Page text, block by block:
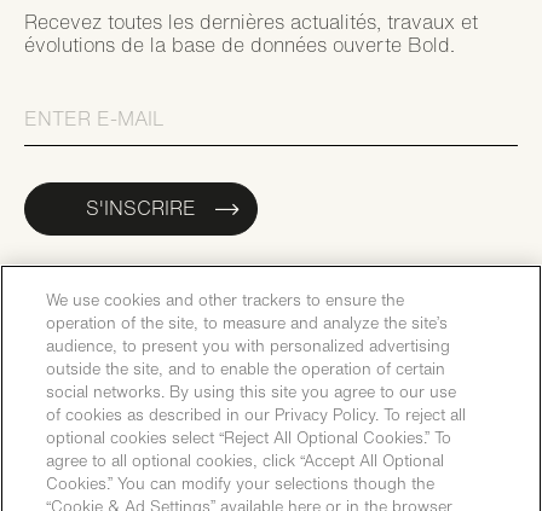
Recevez toutes les dernières actualités, travaux et
évolutions de la base de données ouverte Bold.
S'INSCRIRE
We use cookies and other trackers to ensure the
operation of the site, to measure and analyze the site’s
audience, to present you with personalized advertising
outside the site, and to enable the operation of certain
social networks. By using this site you agree to our use
of cookies as described in our Privacy Policy. To reject all
optional cookies select “Reject All Optional Cookies.” To
agree to all optional cookies, click “Accept All Optional
Cookies.” You can modify your selections though the